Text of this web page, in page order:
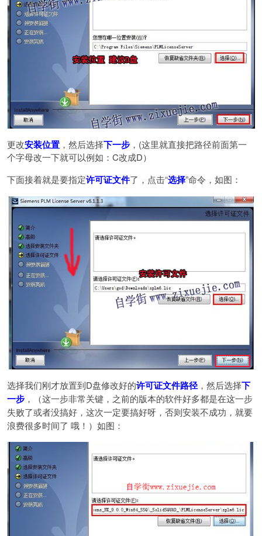
更改安装位置 ，然后选择下一步 ，(这里就直接把路径前面第一
个字母改一下就可以例如：C改成D）
下面接着就是要指定许可证文件了，点击“选择”命令，如图：
选择我们刚才放置到D盘修改好的许可证文件路径 ，然后选择下
一步 ，（这一步非常关键，之前的版本的软件好多都是在这一步
失败了或者没搞好，这次一定要搞好呀，否则安装不成功，就要
浪费很多时间了 哦！）如图：